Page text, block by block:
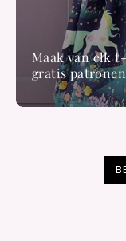
Maak van elk
gratis